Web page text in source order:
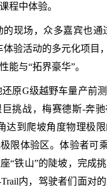
程中体验。
现场，众多嘉宾也通
验活动的多元化项目
能与“拓界豪华”。
还原G级越野车量产前
挑战，梅赛德斯-奔
达到爬坡角度物理极
限体验区。体验者可乘
“铁山”的陡坡，完成挑
内，驾驶者们面对